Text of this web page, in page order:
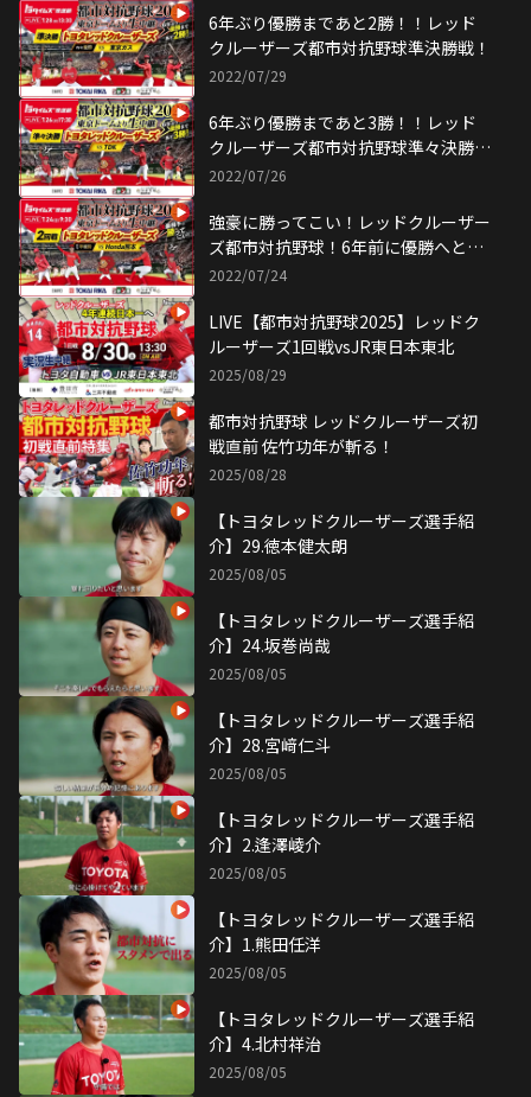
6年ぶり優勝まであと2勝！！レッド
クルーザーズ都市対抗野球準決勝戦！
2022/07/29
6年ぶり優勝まであと3勝！！レッド
クルーザーズ都市対抗野球準々決勝
戦！
2022/07/26
強豪に勝ってこい！レッドクルーザー
ズ都市対抗野球！6年前に優勝へと導
いたゲストも登場
2022/07/24
LIVE【都市対抗野球2025】レッドク
ルーザーズ1回戦vsJR東日本東北
2025/08/29
都市対抗野球 レッドクルーザーズ初
戦直前 佐竹功年が斬る！
2025/08/28
【トヨタレッドクルーザーズ選手紹
介】29.徳本健太朗
2025/08/05
【トヨタレッドクルーザーズ選手紹
介】24.坂巻尚哉
2025/08/05
【トヨタレッドクルーザーズ選手紹
介】28.宮﨑仁斗
2025/08/05
【トヨタレッドクルーザーズ選手紹
介】2.逢澤崚介
2025/08/05
【トヨタレッドクルーザーズ選手紹
介】1.熊田任洋
2025/08/05
【トヨタレッドクルーザーズ選手紹
介】4.北村祥治
2025/08/05